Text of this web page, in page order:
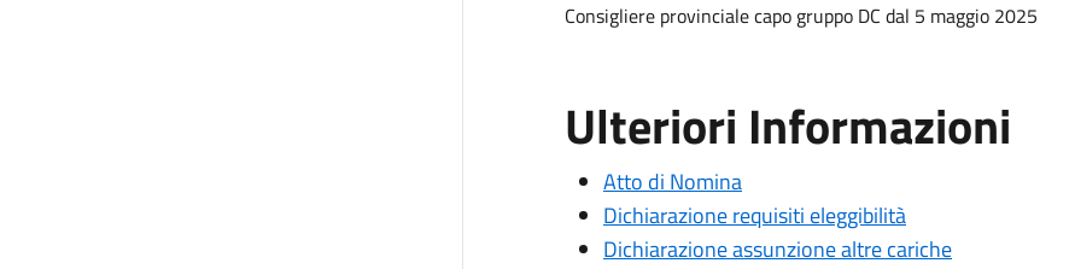
Consigliere provinciale capo gruppo DC dal 5 maggio 2025
Ulteriori Informazioni
Atto di Nomina
Dichiarazione requisiti eleggibilità
Dichiarazione assunzione altre cariche